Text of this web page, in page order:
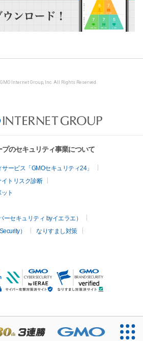
Internet Group, Inc. All Rights Reserved.
のセキュリティ事業について
ービス「GMOセキュリティ24」
イトリスク診断
ト
セキュリティ byイエラエ）
）
なりすまし対策